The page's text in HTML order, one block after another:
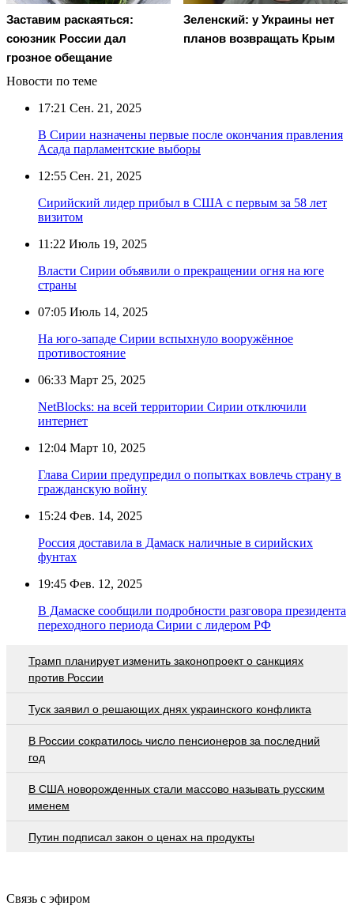
Заставим раскаяться:
союзник России дал
грозное обещание
Зеленский: у Украины нет
планов возвращать Крым
Новости по теме
17:21 Сен. 21, 2025
В Сирии назначены первые после окончания правления
Асада парламентские выборы
12:55 Сен. 21, 2025
Сирийский лидер прибыл в США с первым за 58 лет
визитом
11:22 Июль 19, 2025
Власти Сирии объявили о прекращении огня на юге
страны
07:05 Июль 14, 2025
На юго-западе Сирии вспыхнуло вооружённое
противостояние
06:33 Март 25, 2025
NetBlocks: на всей территории Сирии отключили
интернет
12:04 Март 10, 2025
Глава Сирии предупредил о попытках вовлечь страну в
гражданскую войну
15:24 Фев. 14, 2025
Россия доставила в Дамаск наличные в сирийских
фунтах
19:45 Фев. 12, 2025
В Дамаске сообщили подробности разговора президента
переходного периода Сирии с лидером РФ
Трамп планирует изменить законопроект о санкциях
против России
Туск заявил о решающих днях украинского конфликта
В России сократилось число пенсионеров за последний
год
В США новорожденных стали массово называть русским
именем
Путин подписал закон о ценах на продукты
Связь с эфиром